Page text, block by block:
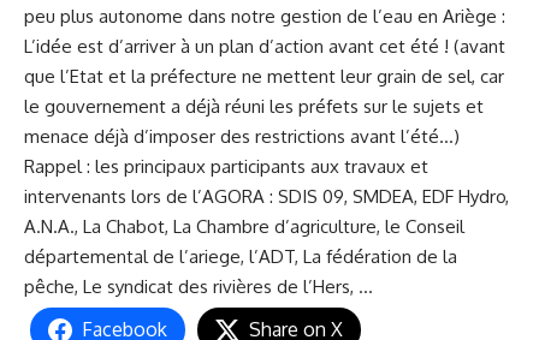
peu plus autonome dans notre gestion de l’eau en Ariège :
L’idée est d’arriver à un plan d’action avant cet été ! (avant
que l’Etat et la préfecture ne mettent leur grain de sel, car
le gouvernement a déjà réuni les préfets sur le sujets et
menace déjà d’imposer des restrictions avant l’été…)
Rappel : les principaux participants aux travaux et
intervenants lors de l’AGORA : SDIS 09, SMDEA, EDF Hydro,
A.N.A., La Chabot, La Chambre d’agriculture, le Conseil
départemental de l’ariege, l’ADT, La fédération de la
pêche, Le syndicat des rivières de l’Hers, …
Facebook Share on X